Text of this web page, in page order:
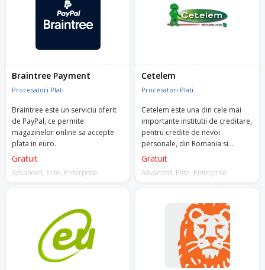
Braintree Payment
Procesatori Plati
Braintree este un serviciu oferit
de PayPal, ce permite
magazinelor online sa accepte
plata in euro.
Gratuit
Advanced, Elite, Enterprise
Cetelem
Procesatori Plati
Cetelem este una din cele mai
importante institutii de creditare,
pentru credite de nevoi
personale, din Romania si
Europa.
Gratuit
Advanced, Elite, Enterprise